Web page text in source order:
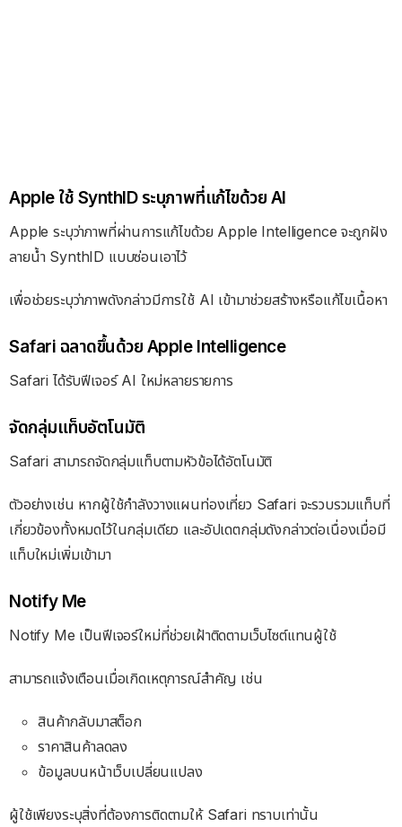
Apple ใช้ SynthID ระบุภาพที่แก้ไขด้วย AI
Apple ระบุว่าภาพที่ผ่านการแก้ไขด้วย Apple Intelligence จะถูกฝัง
ลายน้ำ SynthID แบบซ่อนเอาไว้
เพื่อช่วยระบุว่าภาพดังกล่าวมีการใช้ AI เข้ามาช่วยสร้างหรือแก้ไขเนื้อหา
Safari ฉลาดขึ้นด้วย Apple Intelligence
Safari ได้รับฟีเจอร์ AI ใหม่หลายรายการ
จัดกลุ่มแท็บอัตโนมัติ
Safari สามารถจัดกลุ่มแท็บตามหัวข้อได้อัตโนมัติ
ตัวอย่างเช่น หากผู้ใช้กำลังวางแผนท่องเที่ยว Safari จะรวบรวมแท็บที่
เกี่ยวข้องทั้งหมดไว้ในกลุ่มเดียว และอัปเดตกลุ่มดังกล่าวต่อเนื่องเมื่อมี
แท็บใหม่เพิ่มเข้ามา
Notify Me
Notify Me เป็นฟีเจอร์ใหม่ที่ช่วยเฝ้าติดตามเว็บไซต์แทนผู้ใช้
สามารถแจ้งเตือนเมื่อเกิดเหตุการณ์สำคัญ เช่น
สินค้ากลับมาสต็อก
ราคาสินค้าลดลง
ข้อมูลบนหน้าเว็บเปลี่ยนแปลง
ผู้ใช้เพียงระบุสิ่งที่ต้องการติดตามให้ Safari ทราบเท่านั้น